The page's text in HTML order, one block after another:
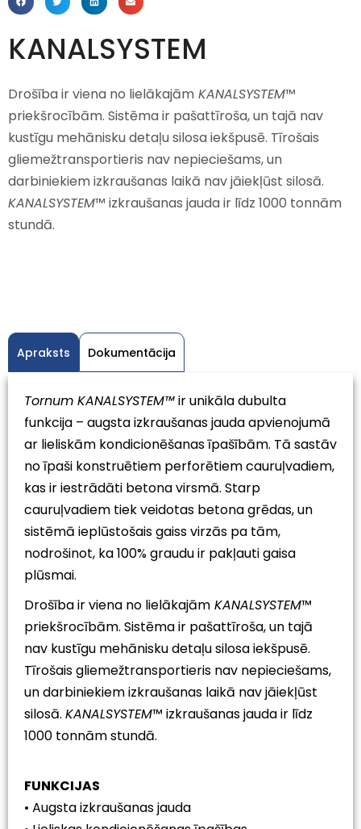
KANALSYSTEM
Drošība ir viena no lielākajām KANALSYSTEM™
priekšrocībām. Sistēma ir pašattīroša, un tajā nav
kustīgu mehānisku detaļu silosa iekšpusē. Tīrošais
gliemežtransportieris nav nepieciešams, un
darbiniekiem izkraušanas laikā nav jāiekļūst silosā.
KANALSYSTEM™ izkraušanas jauda ir līdz 1000 tonnām
stundā.
Apraksts Dokumentācija
Tornum KANALSYSTEM™ir unikāla dubulta
funkcija – augsta izkraušanas jauda apvienojumā
ar lieliskām kondicionēšanas īpašībām. Tā sastāv
no īpaši konstruētiem perforētiem cauruļvadiem,
kas ir iestrādāti betona virsmā. Starp
cauruļvadiem tiek veidotas betona grēdas, un
sistēmā ieplūstošais gaiss virzās pa tām,
nodrošinot, ka 100% graudu ir pakļauti gaisa
plūsmai.
Drošība ir viena no lielākajām KANALSYSTEM™
priekšrocībām. Sistēma ir pašattīroša, un tajā
nav kustīgu mehānisku detaļu silosa iekšpusē.
Tīrošais gliemežtransportieris nav nepieciešams,
un darbiniekiem izkraušanas laikā nav jāiekļūst
silosā. KANALSYSTEM™ izkraušanas jauda ir līdz
1000 tonnām stundā.
FUNKCIJAS
• Augsta izkraušanas jauda